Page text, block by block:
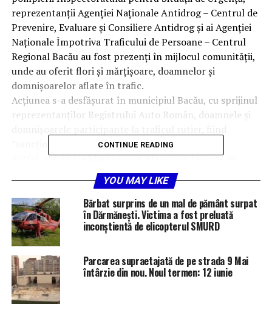
reprezentanții Agenției Naționale Antidrog – Centrul de
Prevenire, Evaluare și Consiliere Antidrog și ai Agenției
Naționale Împotriva Traficului de Persoane – Centrul
Regional Bacău au fost prezenți în mijlocul comunității,
unde au oferit flori și mărțișoare, doamnelor și
domnișoarelor aflate în trafic.
Acțiunea s-a desfășurat în municipiul Bacău, cu sprijinul
reprezentanților Registrului Auto Român, doamnele și
”sancționate” cu flori și mărțișoare.
Astfel, efectivele Ministerului Afacerilor Interne au
încercat să le însenineze ziua cu o floare, un zâmbet și
Vă urăm „La mulți ani „și o primăvară frumoasă! Sursa-
MAI Bacău
CONTINUE READING
YOU MAY LIKE
Bărbat surprins de un mal de pământ surpat
în Dărmănești. Victima a fost preluată
inconștientă de elicopterul SMURD
Parcarea supraetajată de pe strada 9 Mai
întârzie din nou. Noul termen: 12 iunie